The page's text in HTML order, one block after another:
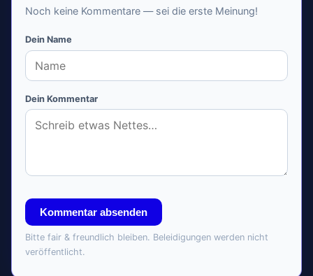
Noch keine Kommentare — sei die erste Meinung!
Dein Name
Dein Kommentar
Kommentar absenden
Bitte fair & freundlich bleiben. Beleidigungen werden nicht
veröffentlicht.